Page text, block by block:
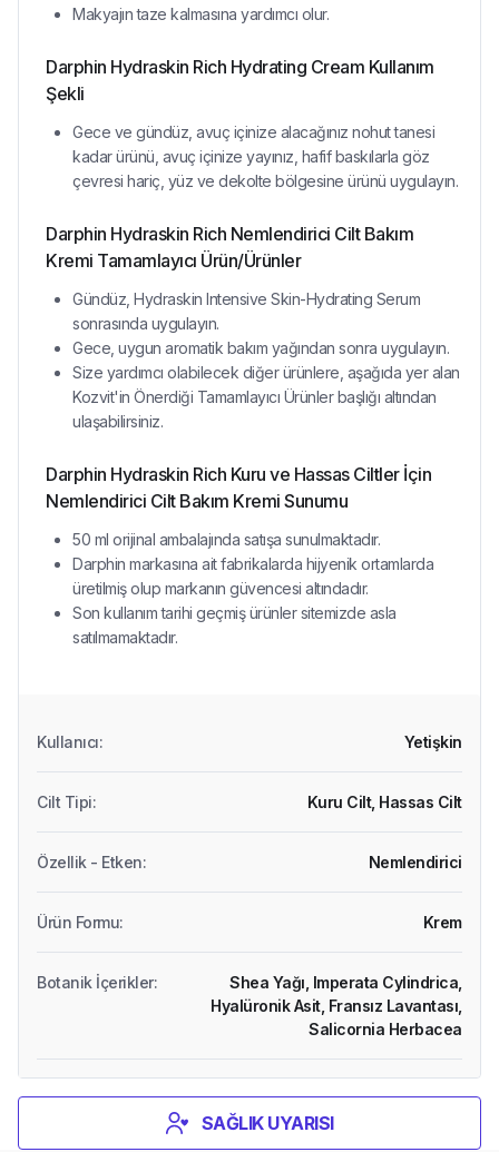
Makyajın taze kalmasına yardımcı olur.
Darphin Hydraskin Rich Hydrating Cream Kullanım
Şekli
Gece ve gündüz, avuç içinize alacağınız nohut tanesi
kadar ürünü, avuç içinize yayınız, hafif baskılarla göz
çevresi hariç, yüz ve dekolte bölgesine ürünü uygulayın.
Darphin Hydraskin Rich Nemlendirici Cilt Bakım
Kremi Tamamlayıcı Ürün/Ürünler
Gündüz, Hydraskin Intensive Skin-Hydrating Serum
sonrasında uygulayın.
Gece, uygun aromatik bakım yağından sonra uygulayın.
Size yardımcı olabilecek diğer ürünlere, aşağıda yer alan
Kozvit'in Önerdiği Tamamlayıcı Ürünler başlığı altından
ulaşabilirsiniz.
Darphin Hydraskin Rich Kuru ve Hassas Ciltler İçin
Nemlendirici Cilt Bakım Kremi Sunumu
50 ml orijinal ambalajında satışa sunulmaktadır.
Darphin markasına ait fabrikalarda hijyenik ortamlarda
üretilmiş olup markanın güvencesi altındadır.
Son kullanım tarihi geçmiş ürünler sitemizde asla
satılmamaktadır.
Kullanıcı: Yetişkin
Cilt Tipi: Kuru Cilt, Hassas Cilt
Özellik - Etken: Nemlendirici
Ürün Formu: Krem
Botanik İçerikler: Shea Yağı, Imperata Cylindrica,
Hyalüronik Asit, Fransız Lavantası,
Salicornia Herbacea
SAĞLIK UYARISI